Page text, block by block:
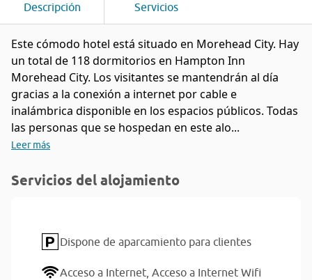
Descripción Servicios
Este cómodo hotel está situado en Morehead City. Hay
un total de 118 dormitorios en Hampton Inn
Morehead City. Los visitantes se mantendrán al día
gracias a la conexión a internet por cable e
inalámbrica disponible en los espacios públicos. Todas
las personas que se hospedan en este alo...
Leer más
Servicios del alojamiento
Dispone de aparcamiento para clientes
Acceso a Internet, Acceso a Internet Wifi